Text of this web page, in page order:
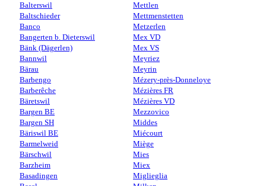
Balterswil
Baltschieder
Banco
Bangerten b. Dieterswil
Bänk (Dägerlen)
Bannwil
Bärau
Barbengo
Barberêche
Bäretswil
Bargen BE
Bargen SH
Bäriswil BE
Barmelweid
Bärschwil
Barzheim
Basadingen
Mettlen
Mettmenstetten
Metzerlen
Mex VD
Mex VS
Meyriez
Meyrin
Mézery-près-Donneloye
Mézières FR
Mézières VD
Mezzovico
Middes
Miécourt
Miège
Mies
Miex
Miglieglia